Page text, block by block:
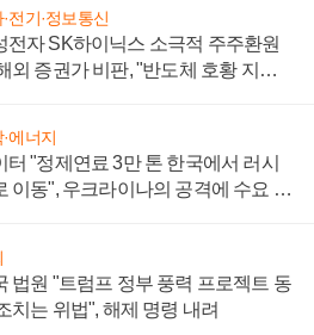
전기·정보통신
전자 SK하이닉스 소극적 주주환원
외 증권가 비판, "반도체 호황 지속
에너지
터 "정제연료 3만 톤 한국에서 러시
이동", 우크라이나의 공격에 수요 늘
법원 "트럼프 정부 풍력 프로젝트 동
치는 위법", 해제 명령 내려